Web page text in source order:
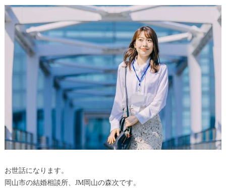
お世話になります。
岡山市の結婚相談所、JM岡山の森次です。